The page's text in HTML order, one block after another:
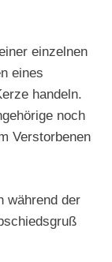
einzelnen
eines
handeln.
noch
Verstorbenen
während der